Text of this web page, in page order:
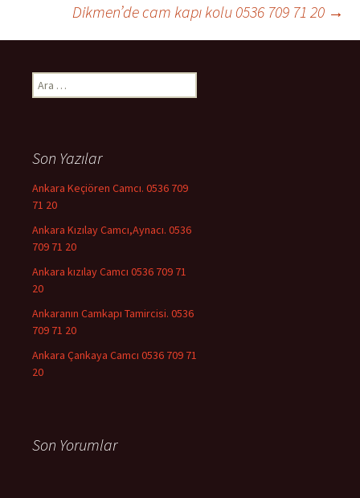
Yazı dolaşımı
Dikmen’de cam kapı kolu 0536 709 71 20 →
Arama:
Son Yazılar
Ankara Keçiören Camcı. 0536 709
71 20
Ankara Kızılay Camcı,Aynacı. 0536
709 71 20
Ankara kızılay Camcı 0536 709 71
20
Ankaranın Camkapı Tamircisi. 0536
709 71 20
Ankara Çankaya Camcı 0536 709 71
20
Son Yorumlar